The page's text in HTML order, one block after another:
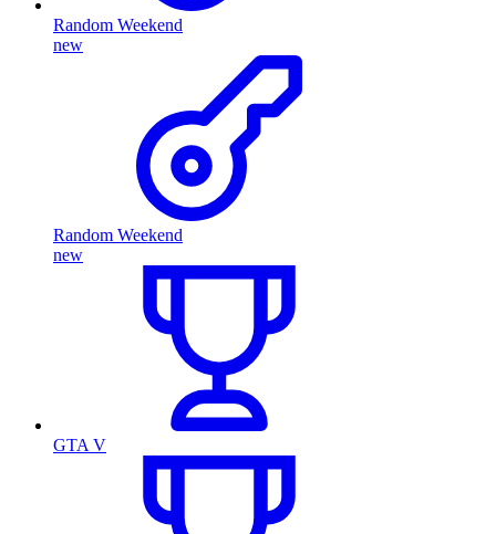
Random Weekend
new
Random Weekend
new
GTA V